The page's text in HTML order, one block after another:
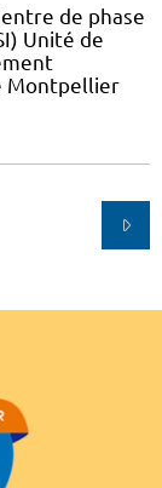
de phase
Unité de
Montpellier